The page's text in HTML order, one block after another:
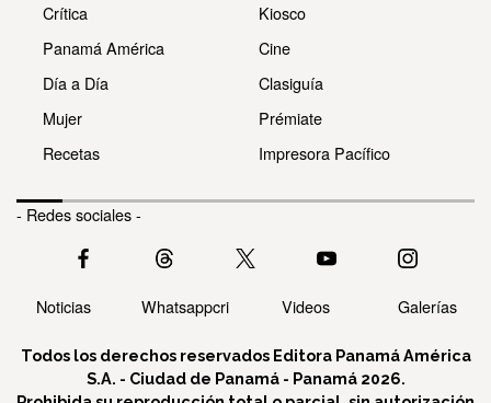
Crítica
Panamá América
Día a Día
Mujer
Recetas
Kiosco
Cine
Clasiguía
Prémiate
Impresora Pacífico
- Redes sociales -
Noticias Whatsappcri Videos Galerías
Todos los derechos reservados Editora Panamá América
S.A. - Ciudad de Panamá - Panamá 2026.